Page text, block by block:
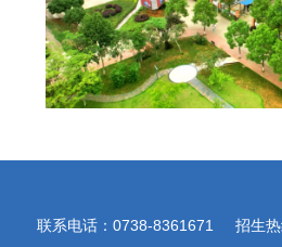
联系电话：0738-8361671 招生